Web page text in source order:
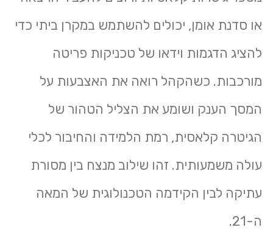
או סדנת אומן, יכולים להשתמש במקרן ביתי כדי
להציג הדגמות וידאו של טכניקות פריטה
מורכבות. כשהקהל רואה את האצבעות על
המסך הענק ושומע את הצליל הטהור של
הגיטרה קלאסית, רמת הלמידה והחיבור לכלי
עולה משמעותית. זהו שילוב מנצח בין מסורת
עתיקה לבין הקידמה הטכנולוגית של המאה
ה-21.